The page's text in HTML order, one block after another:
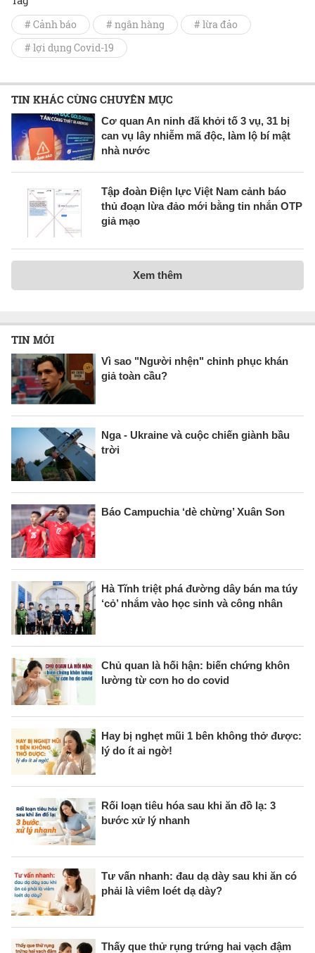
# Cảnh báo # ngân hàng
# lừa đảo
# lợi dụng Covid-19
TIN KHÁC CÙNG CHUYÊN MỤC
Cơ quan An ninh đã khởi tố 3 vụ, 31 bị
can vụ lây nhiễm mã độc, làm lộ bí mật
nhà nước
Tập đoàn Điện lực Việt Nam cảnh báo
thủ đoạn lừa đảo mới bằng tin nhắn OTP
giả mạo
Xem thêm
TIN MỚI
Vì sao "Người nhện" chinh phục khán
giả toàn cầu?
Nga - Ukraine và cuộc chiến giành bầu
trời
Báo Campuchia ‘dè chừng’ Xuân Son
Hà Tĩnh triệt phá đường dây bán ma túy
‘cỏ’ nhắm vào học sinh và công nhân
Chủ quan là hối hận: biến chứng khôn
lường từ cơn ho do covid
Hay bị nghẹt mũi 1 bên không thở được:
lý do ít ai ngờ!
Rối loạn tiêu hóa sau khi ăn đồ lạ: 3
bước xử lý nhanh
Tư vấn nhanh: đau dạ dày sau khi ăn có
phải là viêm loét dạ dày?
Thấy que thử rụng trứng hai vạch đậm